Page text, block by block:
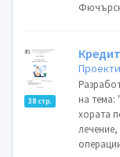
38 стр.
Проекти
на тема:
хората